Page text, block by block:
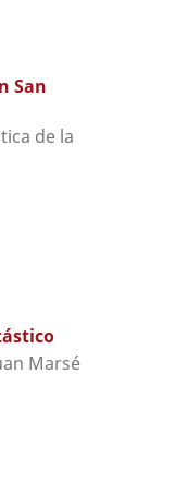
San
de la
Marsé